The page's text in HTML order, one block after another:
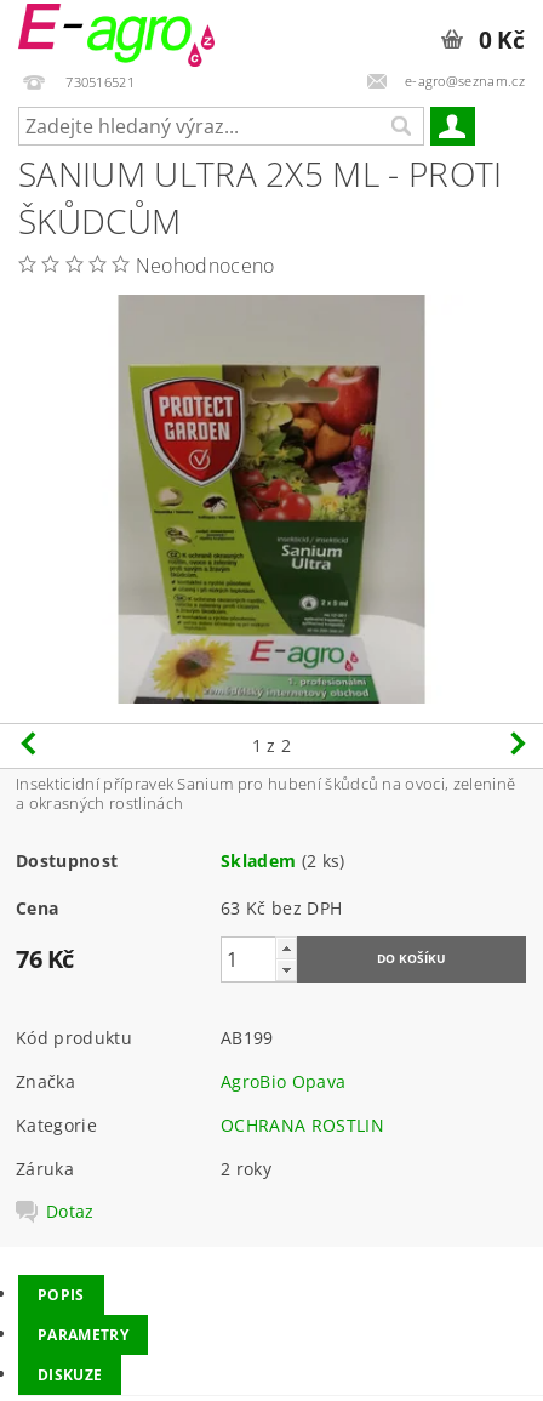
730516521 e-agro@seznam.cz
0 Kč
SANIUM ULTRA 2X5 ML - PROTI
ŠKŮDCŮM
Neohodnoceno
1 z 2
Insekticidní přípravek Sanium pro hubení škůdců na ovoci, zelenině
a okrasných rostlinách
Dostupnost Skladem (2 ks)
Cena 63 Kč bez DPH
76 Kč
Kód produktu
AB199
Značka
AgroBio Opava
Kategorie
OCHRANA ROSTLIN
Záruka
2 roky
Dotaz
POPIS
PARAMETRY
DISKUZE